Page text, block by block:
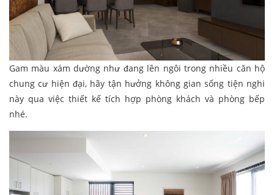
Gam màu xám dường như đang lên ngôi trong nhiều căn hộ
chung cư hiện đại, hãy tận hưởng không gian sống tiện nghi
này qua việc thiết kế tích hợp phòng khách và phòng bếp
nhé.